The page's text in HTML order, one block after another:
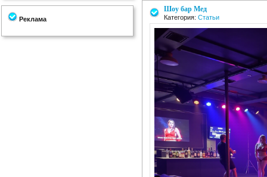
Реклама
Шоу бар Мед
Категория: Статьи